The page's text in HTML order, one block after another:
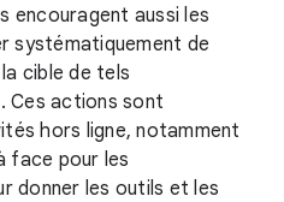
encouragent aussi les
systématiquement de
cible de tels
Ces actions sont
hors ligne, notamment
face pour les
donner les outils et les